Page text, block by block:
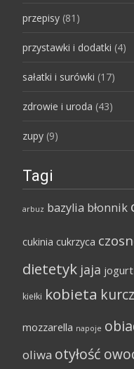
przepisy (81)
przystawki i dodatki (4)
sałatki i surówki (17)
zdrowie i uroda (43)
zupy (9)
Tagi
arbuz bazylia błonnik
cukinia cukrzyca
dietetyk jaja jogurt
kiełki kobieta
mozzarella napoje
oliwa otyłość